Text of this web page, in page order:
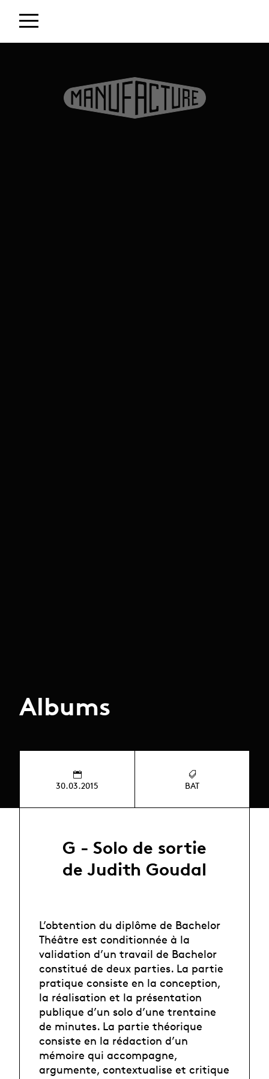
Albums
30.03.2015 BAT
G - Solo de sortie
de Judith Goudal
L’obtention du diplôme de Bachelor
Théâtre est conditionnée à la
validation d’un travail de Bachelor
constitué de deux parties. La partie
pratique consiste en la conception,
la réalisation et la présentation
publique d’un solo d’une trentaine
de minutes. La partie théorique
consiste en la rédaction d’un
mémoire qui accompagne,
argumente, contextualise et critique